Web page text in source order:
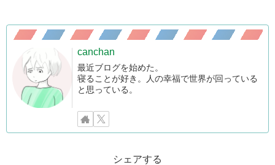
canchan
最近ブログを始めた。
寝ることが好き。人の幸福で世界が回っている
と思っている。
シェアする